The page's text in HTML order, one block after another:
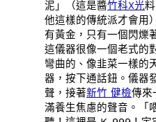
泥」（這是醬竹科X光
他這樣的傳統派才會用
有黃金，只有一個閃爍
這儀器很像一個老式的
彎曲的、像韭菜一樣的
器，按下通話鈕。儀
聲，接著新竹 健檢傳來
滿養生焦慮的聲音。「